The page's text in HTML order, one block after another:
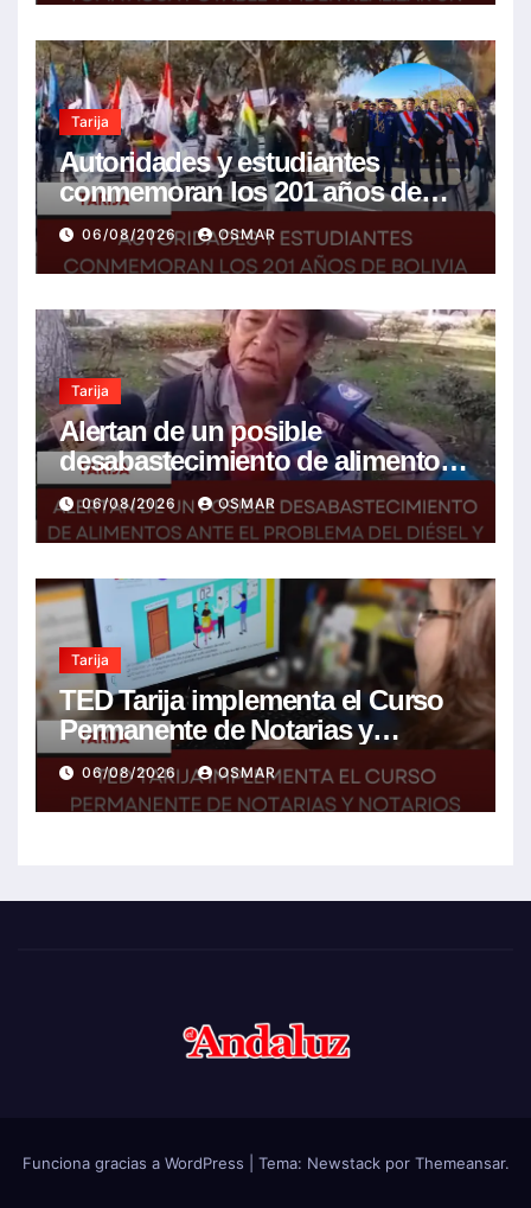
Tarija
Autoridades y estudiantes
conmemoran los 201 años de
Bolivia con la esperanza de un
mejor futuro
06/08/2026 OSMAR
Tarija
Alertan de un posible
desabastecimiento de alimentos
ante el problema del diésel y el
encarecimiento de insumos
agrícolas
06/08/2026 OSMAR
Tarija
TED Tarija implementa el Curso
Permanente de Notarias y
Notarios Electorales 2026
06/08/2026 OSMAR
Funciona gracias a WordPress Tema: Newstackpor Themeansar.